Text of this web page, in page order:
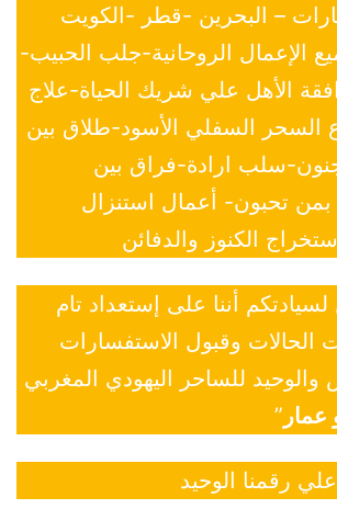
– البحرين -قطر -الكويت
الإعمال الروحانية-جلب الحبيب-
الأهل علي شريك الحياة-علاج
السحر السفلي الأسود-طلاق بين
سلب ارادة-فراق بين
بمن تحبون- أعمال استنزال
الكنوز والدفائن
أننا على إستعداد تام
الحالات وقبول الاستفسارات
للساحر اليهودي المغربي
”
رقمنا الوحيد